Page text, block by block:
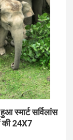
स्मार्ट सर्विलांस
24X7